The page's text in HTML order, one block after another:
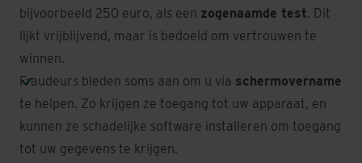
bijvoorbeeld 250 euro, als een zogenaamde test. Dit
lijkt vrijblijvend, maar is bedoeld om vertrouwen te
winnen.
Fraudeurs bieden soms aan om u via schermovername
te helpen. Zo krijgen ze toegang tot uw apparaat, en
kunnen ze schadelijke software installeren om toegang
tot uw gegevens te krijgen.